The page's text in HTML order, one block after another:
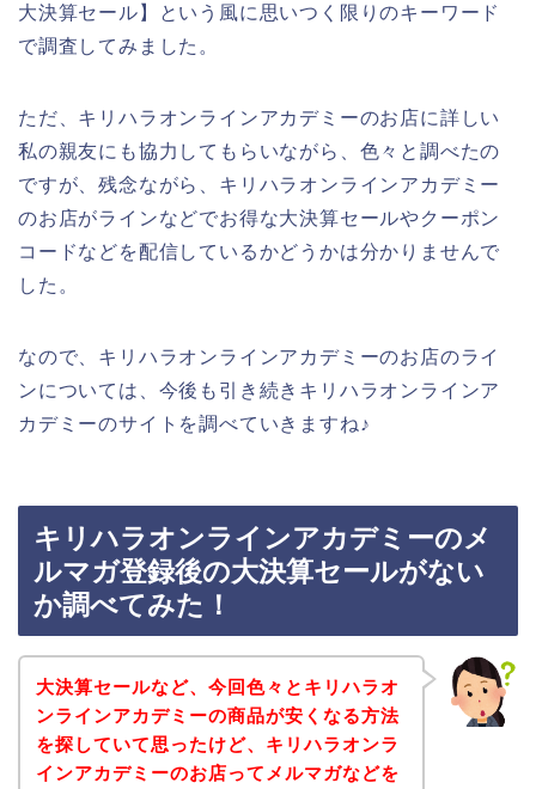
大決算セール】という風に思いつく限りのキーワード
で調査してみました。
ただ、キリハラオンラインアカデミーのお店に詳しい
私の親友にも協力してもらいながら、色々と調べたの
ですが、残念ながら、キリハラオンラインアカデミー
のお店がラインなどでお得な大決算セールやクーポン
コードなどを配信しているかどうかは分かりませんで
した。
なので、キリハラオンラインアカデミーのお店のライ
ンについては、今後も引き続きキリハラオンラインア
カデミーのサイトを調べていきますね♪
キリハラオンラインアカデミーのメ
ルマガ登録後の大決算セールがない
か調べてみた！
大決算セールなど、今回色々とキリハラオ
ンラインアカデミーの商品が安くなる方法
を探していて思ったけど、キリハラオンラ
インアカデミーのお店ってメルマガなどを